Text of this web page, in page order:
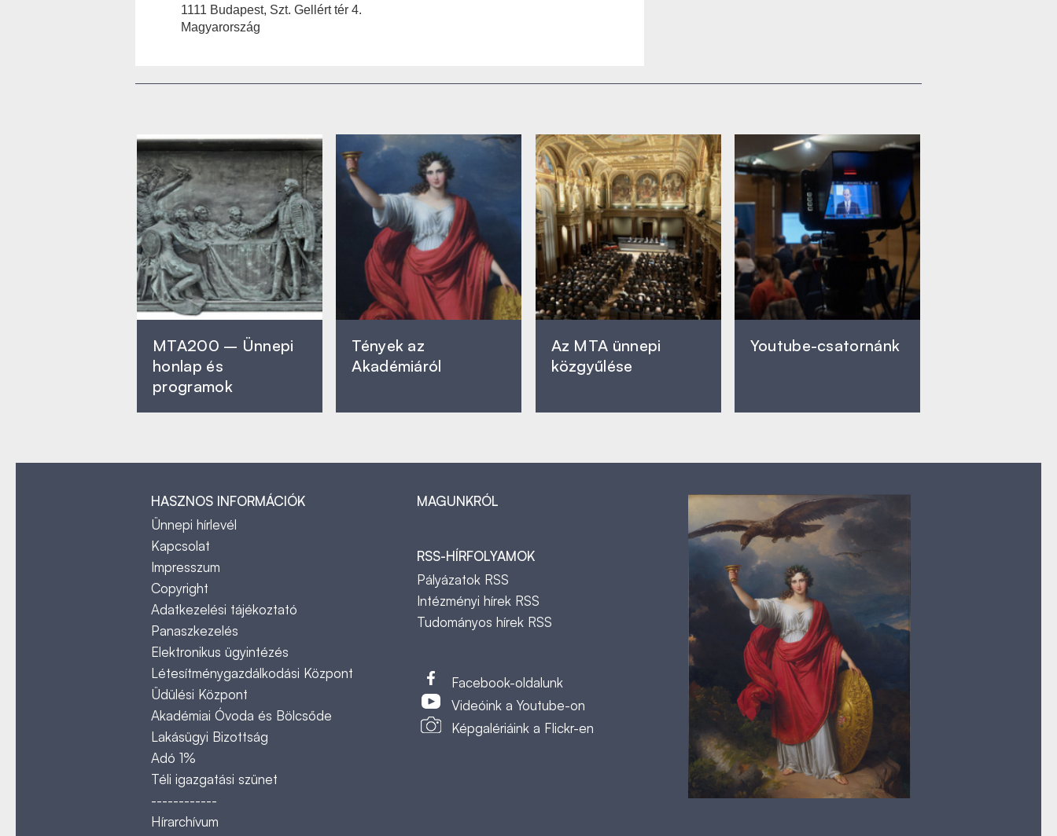
1111 Budapest, Szt. Gellért tér 4.
Magyarország
MTA200 – Ünnepi
honlap és
programok
Tények az
Akadémiáról
Az MTA ünnepi
közgyűlése
Youtube-csatornánk
HASZNOS INFORMÁCIÓK
Ünnepi hírlevél
Kapcsolat
Impresszum
Copyright
Adatkezelési tájékoztató
Panaszkezelés
Elektronikus ügyintézés
Létesítménygazdálkodási Központ
Üdülési Központ
Akadémiai Óvoda és Bölcsőde
Lakásügyi Bizottság
Adó 1%
Téli igazgatási szünet
------------
Hírarchívum
MAGUNKRÓL
RSS-HÍRFOLYAMOK
Pályázatok RSS
Intézményi hírek RSS
Tudományos hírek RSS
Facebook-oldalunk
Videóink a Youtube-on
Képgalériáink a Flickr-en